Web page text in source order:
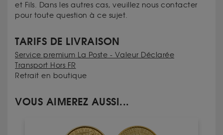
et Fils. Dans les autres cas, veuillez nous contacter
pour toute question à ce sujet.
TARIFS DE LIVRAISON
Service premium La Poste - Valeur Déclarée
Transport Hors FR
Retrait en boutique
VOUS AIMEREZ AUSSI...